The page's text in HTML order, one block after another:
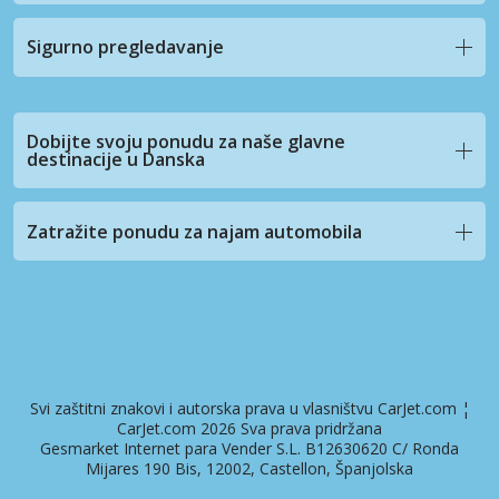
Sigurno pregledavanje
Dobijte svoju ponudu za naše glavne
destinacije u Danska
Zatražite ponudu za najam automobila
Svi zaštitni znakovi i autorska prava u vlasništvu CarJet.com ¦
CarJet.com 2026 Sva prava pridržana
Gesmarket Internet para Vender S.L. B12630620 C/ Ronda
Mijares 190 Bis, 12002, Castellon, Španjolska